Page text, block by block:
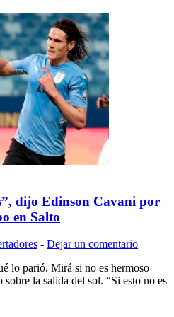
dijo Edinson Cavani por
en Salto
- Dejar un comentario
lo parió. Mirá si no es hermoso
la salida del sol. “Si esto no es